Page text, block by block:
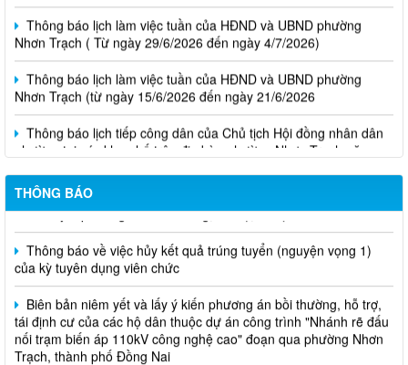
Thông báo lịch làm việc tuần của HĐND và UBND phường
Nhơn Trạch ( Từ ngày 29/6/2026 đến ngày 4/7/2026)
Thông báo lịch làm việc tuần của HĐND và UBND phường
Nhơn Trạch (từ ngày 15/6/2026 đến ngày 21/6/2026
Thông báo lịch tiếp công dân của Chủ tịch Hội đồng nhân dân
phường tại các khu phố trên địa bàn phường Nhơn Trạch năm
2026
THÔNG BÁO
Niêm yết phương án bồi thường, hỗ trợ, tái định cư
Thông báo về việc hủy kết quả trúng tuyển (nguyện vọng 1)
của kỳ tuyên dụng viên chức
Biên bản niêm yết và lấy ý kiến phương án bồi thường, hỗ trợ,
tái định cư của các hộ dân thuộc dự án công trình "Nhánh rẽ đấu
nối trạm biến áp 110kV công nghệ cao" đoạn qua phường Nhơn
Trạch, thành phố Đồng Nai